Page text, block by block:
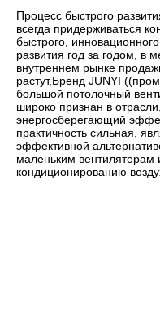
Процесс быстрого
всегда придерживаться
быстрого,
развития год за годом, в
внутреннем рынке
растут,Бренд JUNYI
большой потолочный
широко признан в
энергосберегающий
практичность сильная,
эффективной
маленьким вентиляторам
кондиционированию